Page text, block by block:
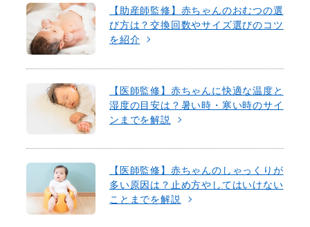
【助産師監修】赤ちゃんのおむつの選
び方は？交換回数やサイズ選びのコツ
を紹介
【医師監修】赤ちゃんに快適な温度と
湿度の目安は？暑い時・寒い時のサイ
ンまでを解説
【医師監修】赤ちゃんのしゃっくりが
多い原因は？止め方やしてはいけない
ことまでを解説